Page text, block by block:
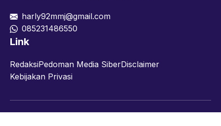
harly92mmj@gmail.com
085231486550
Link
RedaksiPedoman Media SiberDisclaimer
Kebijakan Privasi